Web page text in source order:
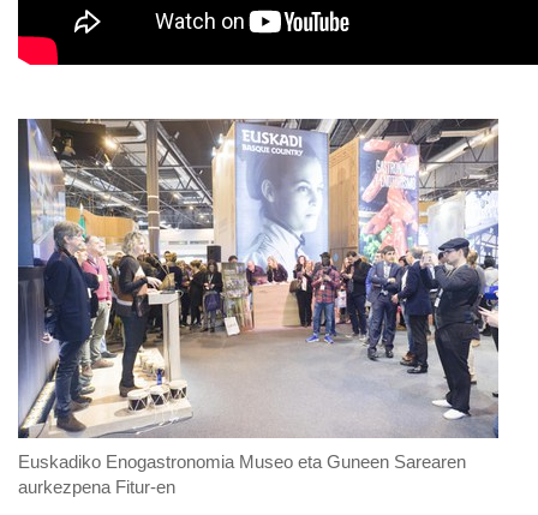
Euskadiko Enogastronomia Museo eta Guneen Sarearen
aurkezpena Fitur-en